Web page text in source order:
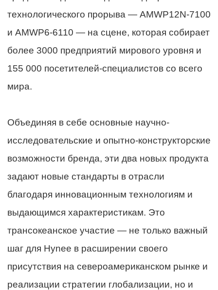
технологического прорыва — AMWP12N-7100
и AMWP6-6110 — на сцене, которая собирает
более 3000 предприятий мирового уровня и
155 000 посетителей-специалистов со всего
мира.
Объединяя в себе основные научно-
исследовательские и опытно-конструкторские
возможности бренда, эти два новых продукта
задают новые стандарты в отрасли
благодаря инновационным технологиям и
выдающимся характеристикам. Это
трансокеанское участие — не только важный
шаг для Hynee в расширении своего
присутствия на североамериканском рынке и
реализации стратегии глобализации, но и